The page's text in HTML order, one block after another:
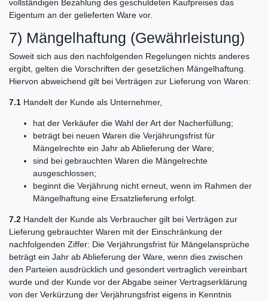
vollständigen Bezahlung des geschuldeten Kaufpreises das
Eigentum an der gelieferten Ware vor.
7) Mängelhaftung (Gewährleistung)
Soweit sich aus den nachfolgenden Regelungen nichts anderes
ergibt, gelten die Vorschriften der gesetzlichen Mängelhaftung.
Hiervon abweichend gilt bei Verträgen zur Lieferung von Waren:
7.1 Handelt der Kunde als Unternehmer,
hat der Verkäufer die Wahl der Art der Nacherfüllung;
beträgt bei neuen Waren die Verjährungsfrist für
Mängelrechte ein Jahr ab Ablieferung der Ware;
sind bei gebrauchten Waren die Mängelrechte
ausgeschlossen;
beginnt die Verjährung nicht erneut, wenn im Rahmen der
Mängelhaftung eine Ersatzlieferung erfolgt.
7.2 Handelt der Kunde als Verbraucher gilt bei Verträgen zur
Lieferung gebrauchter Waren mit der Einschränkung der
nachfolgenden Ziffer: Die Verjährungsfrist für Mängelansprüche
beträgt ein Jahr ab Ablieferung der Ware, wenn dies zwischen
den Parteien ausdrücklich und gesondert vertraglich vereinbart
wurde und der Kunde vor der Abgabe seiner Vertragserklärung
von der Verkürzung der Verjährungsfrist eigens in Kenntnis